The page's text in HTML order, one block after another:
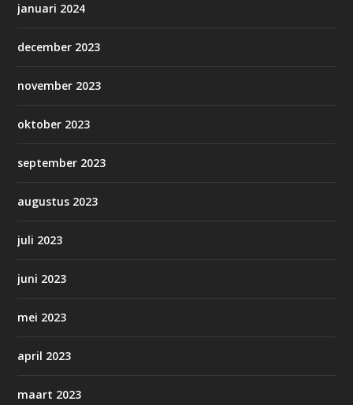
januari 2024
december 2023
november 2023
oktober 2023
september 2023
augustus 2023
juli 2023
juni 2023
mei 2023
april 2023
maart 2023